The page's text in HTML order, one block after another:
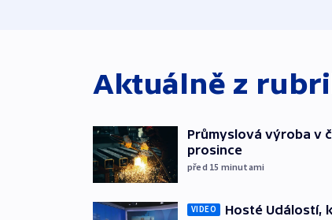
Aktuálně z
Průmyslová výroba v
prosince
před 15 minutami
VIDEO
Hosté Událostí,